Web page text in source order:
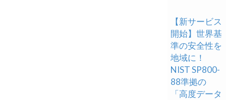
【新サービス
開始】世界基
準の安全性を
地域に！
NIST SP800-
88準拠の
「高度データ